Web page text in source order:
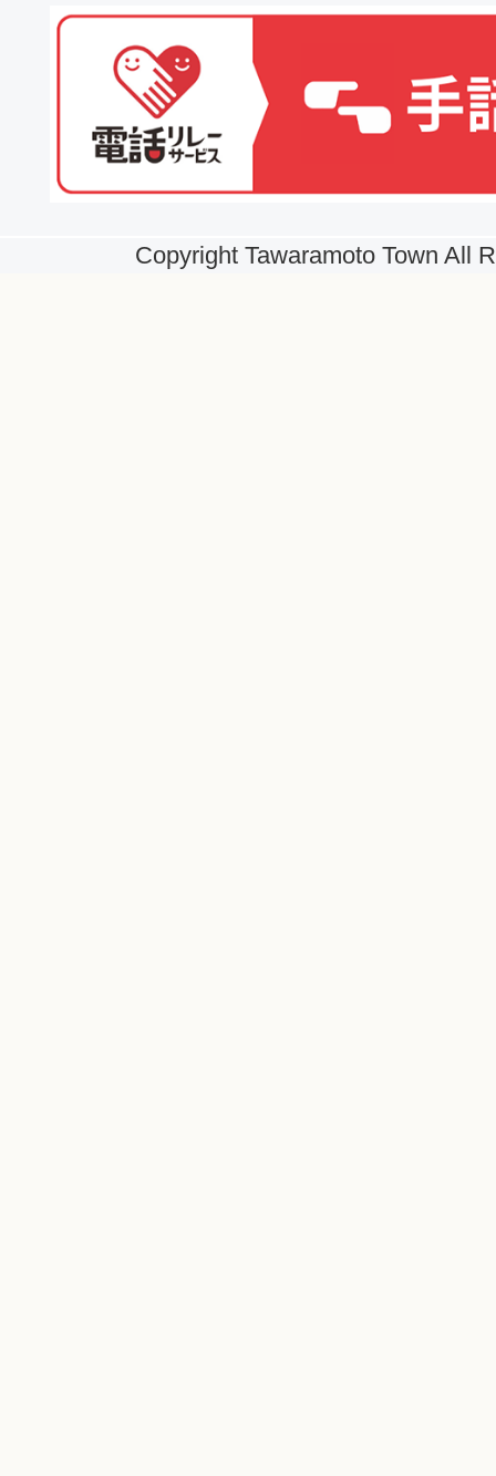
Copyright Tawaramoto Town All